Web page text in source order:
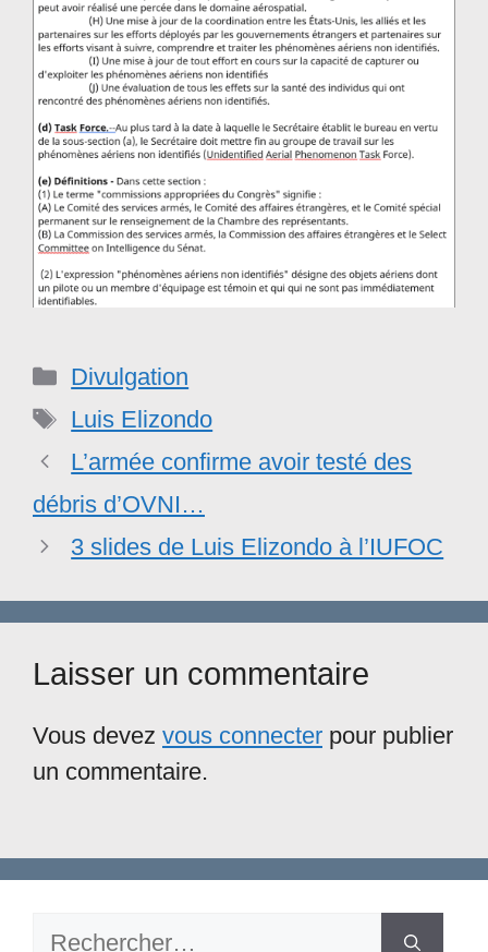
Catégories
Divulgation
Étiquettes
Luis Elizondo
L’armée confirme avoir testé des
débris d’OVNI…
3 slides de Luis Elizondo à l’IUFOC
Laisser un commentaire
Vous devez vous connecter pour publier
un commentaire.
Rechercher :